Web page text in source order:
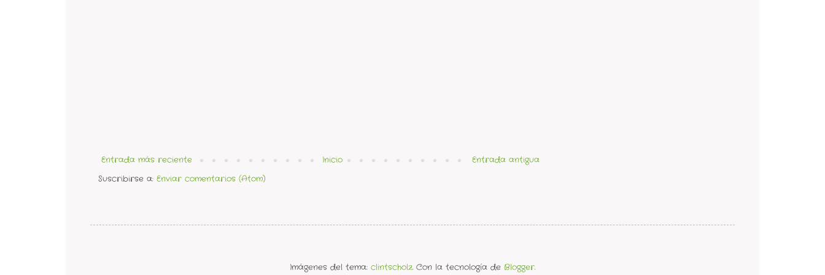
Entrada más reciente Entrada antigua
Inicio
Suscribirse a: Enviar comentarios (Atom)
Imágenes del tema: clintscholz. Con la tecnología de Blogger.